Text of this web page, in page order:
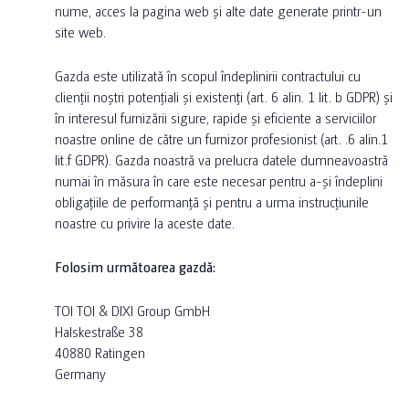
nume, acces la pagina web și alte date generate printr-un
site web.
Gazda este utilizată în scopul îndeplinirii contractului cu
clienții noștri potențiali și existenți (art. 6 alin. 1 lit. b GDPR) și
în interesul furnizării sigure, rapide și eficiente a serviciilor
noastre online de către un furnizor profesionist (art. .6 alin.1
lit.f GDPR). Gazda noastră va prelucra datele dumneavoastră
numai în măsura în care este necesar pentru a-și îndeplini
obligațiile de performanță și pentru a urma instrucțiunile
noastre cu privire la aceste date.
Folosim următoarea gazdă:
TOI TOI & DIXI Group GmbH
Halskestraße 38
40880 Ratingen
Germany